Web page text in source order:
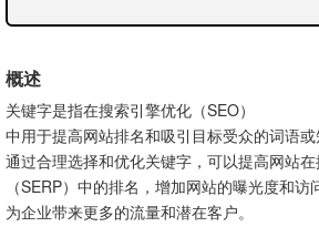
1.语义搜索
2.移动搜索
结论
概述
关键字是指在搜索引擎优化（SEO）
中用于提高网站排名和吸引目标受众的词语或
通过合理选择和优化关键字，可以提高网站
（SERP）中的排名，增加网站的曝光度和访
为企业带来更多的流量和潜在客户。